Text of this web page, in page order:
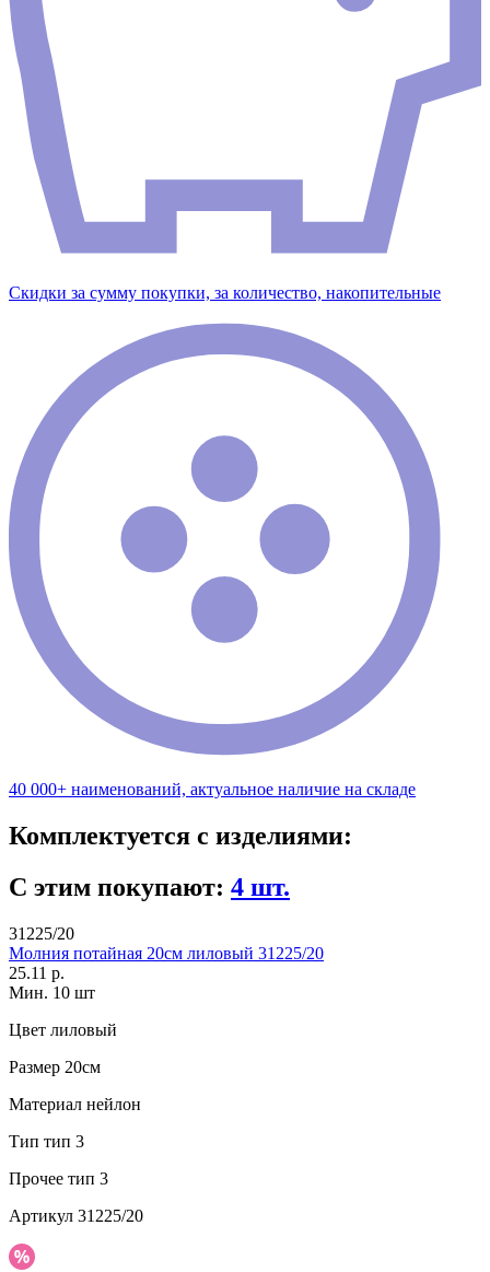
Скидки за сумму покупки, за количество, накопительные
40 000+ наименований, актуальное наличие на складе
Комплектуется с изделиями:
С этим покупают: 4 шт.
31225/20
Молния потайная 20см лиловый 31225/20
25.11 р.
Мин. 10 шт
Цвет лиловый
Размер 20см
Материал нейлон
Тип тип 3
Прочее тип 3
Артикул 31225/20